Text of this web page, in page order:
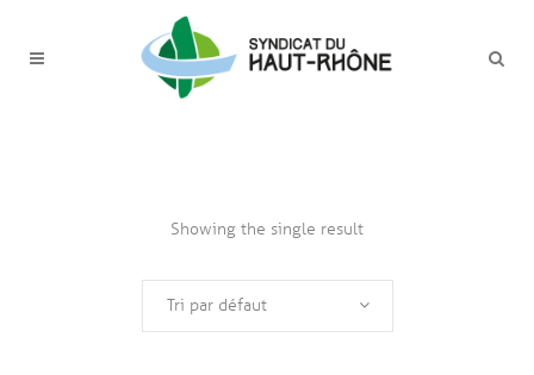
Showing the single result
Tri par défaut